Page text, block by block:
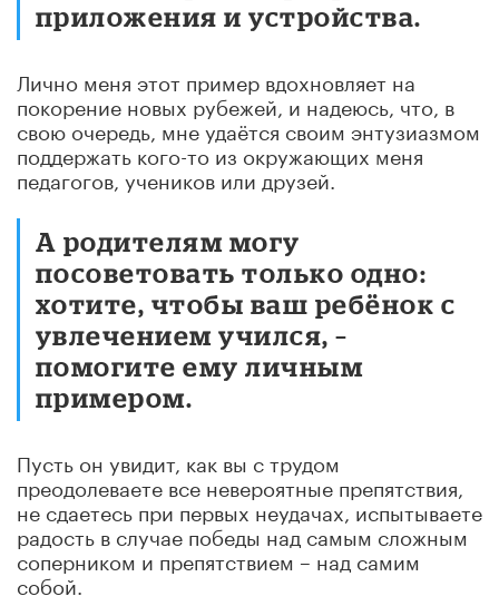
приложения и устройства.
Лично меня этот пример вдохновляет на
покорение новых рубежей, и надеюсь, что, в
свою очередь, мне удаётся своим энтузиазмом
поддержать кого-то из окружающих меня
педагогов, учеников или друзей.
А родителям могу
посоветовать только одно:
хотите, чтобы ваш ребёнок с
увлечением учился, –
помогите ему личным
примером.
Пусть он увидит, как вы с трудом
преодолеваете все невероятные препятствия,
не сдаетесь при первых неудачах, испытываете
радость в случае победы над самым сложным
соперником и препятствием – над самим
собой.